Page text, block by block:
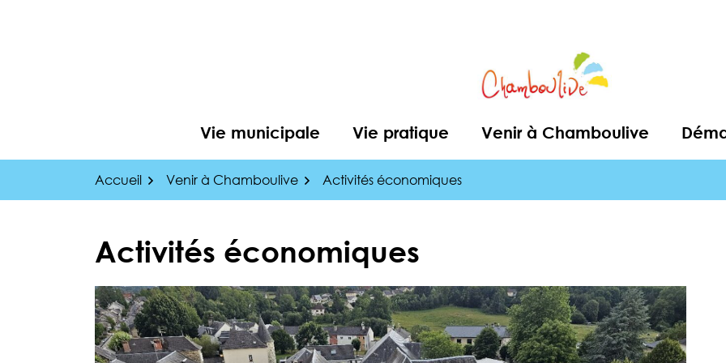
Vie municipale Vie pratique Venir à Chamboulive
Accueil Venir à Chamboulive Activités économiques
Activités économiques